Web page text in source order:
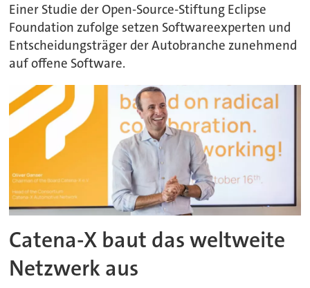
Einer Studie der Open-Source-Stiftung Eclipse
Foundation zufolge setzen Softwareexperten und
Entscheidungsträger der Autobranche zunehmend
auf offene Software.
Catena-X baut das weltweite
Netzwerk aus